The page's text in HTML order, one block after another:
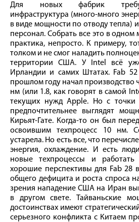
Для новых фабрик
инфраструктура (много-много
в виде мощности по отводу тепла)
персонал. Собрать все это в одном
практика, непросто. К примеру,
толком и не смог наладить
территории США. У Intel всё
Ирландии и самих Штатах. Fab
прошлом году начал производство
нм (или 1.8, как говорят в самой
текущих нужд Apple. Но с точки
предпочтительнее выглядят
Кирьят-Гате. Когда-то он был
освоившим техпроцесс 10 нм.
устарела. Но есть все, что
энергия, охлаждение. И есть
новые техпроцессы и
хорошие перспективы для Fab 28
общего дефицита и роста спроса
зрения нападение США на Иран
в другом свете. Тайваньские
достоинствах имеют
серьезного конфликта с Китаем